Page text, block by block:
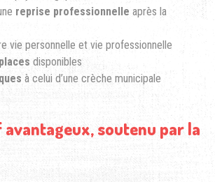
reprise professionnelle après la
vie personnelle et vie professionnelle
disponibles
à celui d’une crèche municipale
soutenu par la